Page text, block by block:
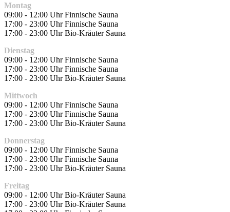
Montag
09:00 - 12:00 Uhr Finnische Sauna
17:00 - 23:00 Uhr Finnische Sauna
17:00 - 23:00 Uhr Bio-Kräuter Sauna
Dienstag
09:00 - 12:00 Uhr Finnische Sauna
17:00 - 23:00 Uhr Finnische Sauna
17:00 - 23:00 Uhr Bio-Kräuter Sauna
Mittwoch
09:00 - 12:00 Uhr Finnische Sauna
17:00 - 23:00 Uhr Finnische Sauna
17:00 - 23:00 Uhr Bio-Kräuter Sauna
Donnerstag
09:00 - 12:00 Uhr Finnische Sauna
17:00 - 23:00 Uhr Finnische Sauna
17:00 - 23:00 Uhr Bio-Kräuter Sauna
Freitag
09:00 - 12:00 Uhr Bio-Kräuter Sauna
17:00 - 23:00 Uhr Bio-Kräuter Sauna